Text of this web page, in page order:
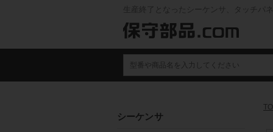
生産終了となったシーケンサ、タッチパ
シーケンサ